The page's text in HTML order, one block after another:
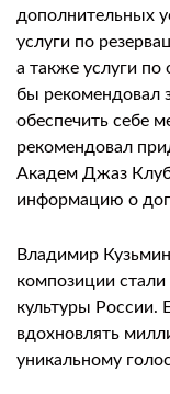
дополнительных
услуги по
а также услуги по
бы рекомендовал
обеспечить себе
рекомендовал
Академ Джаз
информацию о
Владимир
композиции
культуры России.
вдохновлять
уникальному